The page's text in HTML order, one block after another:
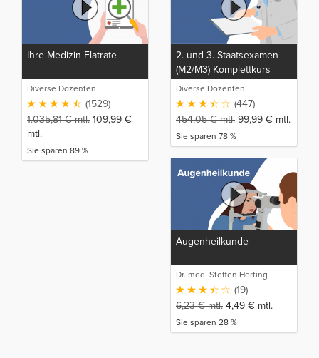
Ihre Medizin-Flatrate
Diverse Dozenten
(1529)
1.035,81€mtl. 109,99 €
mtl.
Sie sparen 89 %
2. und 3. Staatsexamen
(M2/M3) Komplettkurs
Diverse Dozenten
(447)
454,05€mtl. 99,99 € mtl.
Sie sparen 78 %
Augenheilkunde
Dr. med. Steffen Herting
(19)
6,23€mtl. 4,49 € mtl.
Sie sparen 28 %